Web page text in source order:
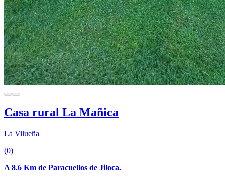
Casa rural La Mañica
La Vilueña
(0)
A 8.6 Km de Paracuellos de Jiloca.